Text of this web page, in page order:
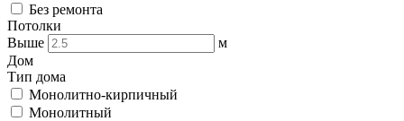
Без ремонта
Потолки
Выше
м
Дом
Тип дома
Монолитно-кирпичный
Монолитный